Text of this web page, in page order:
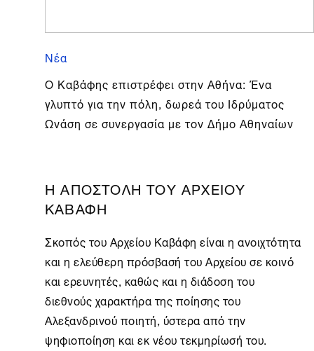
Νέα
Ο Καβάφης επιστρέφει στην Αθήνα: Ένα
γλυπτό για την πόλη, δωρεά του Ιδρύματος
Ωνάση σε συνεργασία με τον Δήμο Αθηναίων
Η ΑΠΟΣΤΟΛΗ ΤΟΥ ΑΡΧΕΙΟΥ
ΚΑΒΑΦΗ
Σκοπός του Αρχείου Καβάφη είναι η ανοιχτότητα
και η ελεύθερη πρόσβασή του Aρχείου σε κοινό
και ερευνητές, καθώς και η διάδοση του
διεθνούς χαρακτήρα της ποίησης του
Αλεξανδρινού ποιητή, ύστερα από την
ψηφιοποίηση και εκ νέου τεκμηρίωσή του.